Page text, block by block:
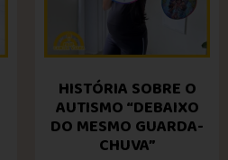
HISTÓRIA SOBRE O
AUTISMO “DEBAIXO
DO MESMO GUARDA-
CHUVA”